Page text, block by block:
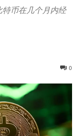
币在几个月内经
0